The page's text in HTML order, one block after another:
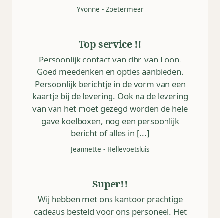
Yvonne - Zoetermeer
Top service !!
Persoonlijk contact van dhr. van Loon.
Goed meedenken en opties aanbieden.
Persoonlijk berichtje in de vorm van een
kaartje bij de levering. Ook na de levering
van van het moet gezegd worden de hele
gave koelboxen, nog een persoonlijk
bericht of alles in [...]
Jeannette - Hellevoetsluis
Super!!
Wij hebben met ons kantoor prachtige
cadeaus besteld voor ons personeel. Het